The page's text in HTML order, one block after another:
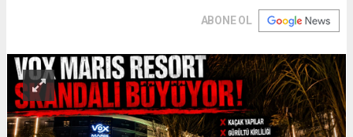
ABONE OL